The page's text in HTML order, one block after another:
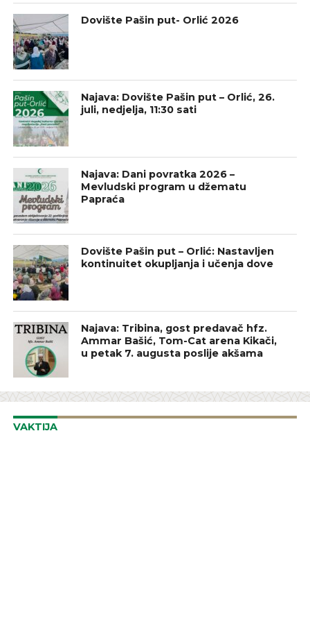
Dovište Pašin put- Orlić 2026
Najava: Dovište Pašin put – Orlić, 26.
juli, nedjelja, 11:30 sati
Najava: Dani povratka 2026 –
Mevludski program u džematu
Papraća
Dovište Pašin put – Orlić: Nastavljen
kontinuitet okupljanja i učenja dove
Najava: Tribina, gost predavač hfz.
Ammar Bašić, Tom-Cat arena Kikači,
u petak 7. augusta poslije akšama
VAKTIJA